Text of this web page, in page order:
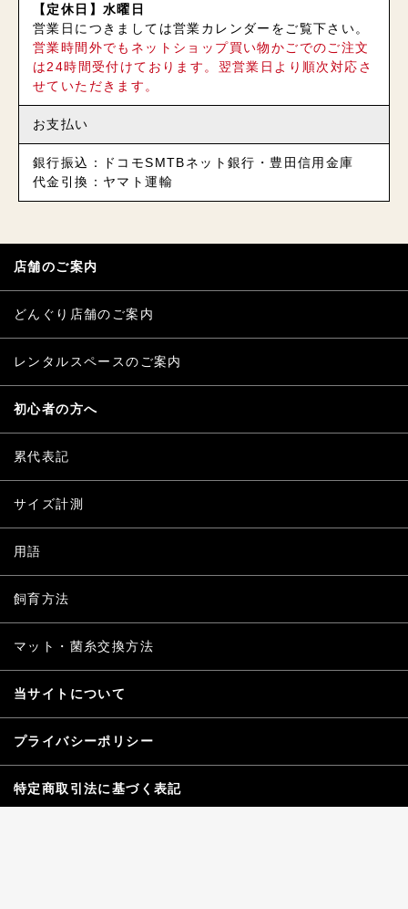
【定休日】水曜日
営業日につきましては営業カレンダーをご覧下さい。
営業時間外でもネットショップ買い物かごでのご注文
は24時間受付けております。翌営業日より順次対応さ
せていただきます。
お支払い
銀行振込：ドコモSMTBネット銀行・豊田信用金庫
代金引換：ヤマト運輸
店舗のご案内
どんぐり店舗のご案内
レンタルスペースのご案内
初心者の方へ
累代表記
サイズ計測
用語
飼育方法
マット・菌糸交換方法
当サイトについて
プライバシーポリシー
特定商取引法に基づく表記